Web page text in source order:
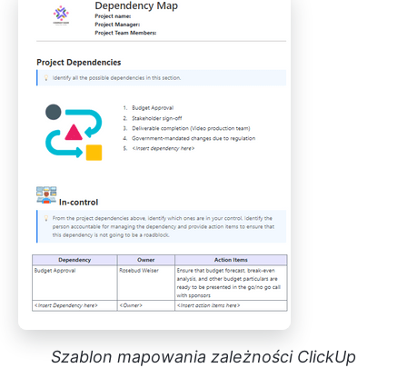
Szablon mapowania zależności ClickUp